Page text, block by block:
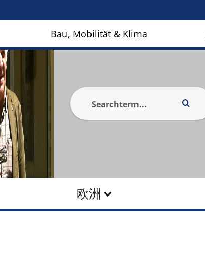
Bau, Mobilität & Klima
欧洲